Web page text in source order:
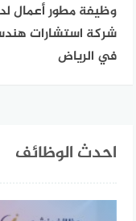
وظيفة مطور أعمال
شركة استشارات
في الرياض
احدث الوظائف